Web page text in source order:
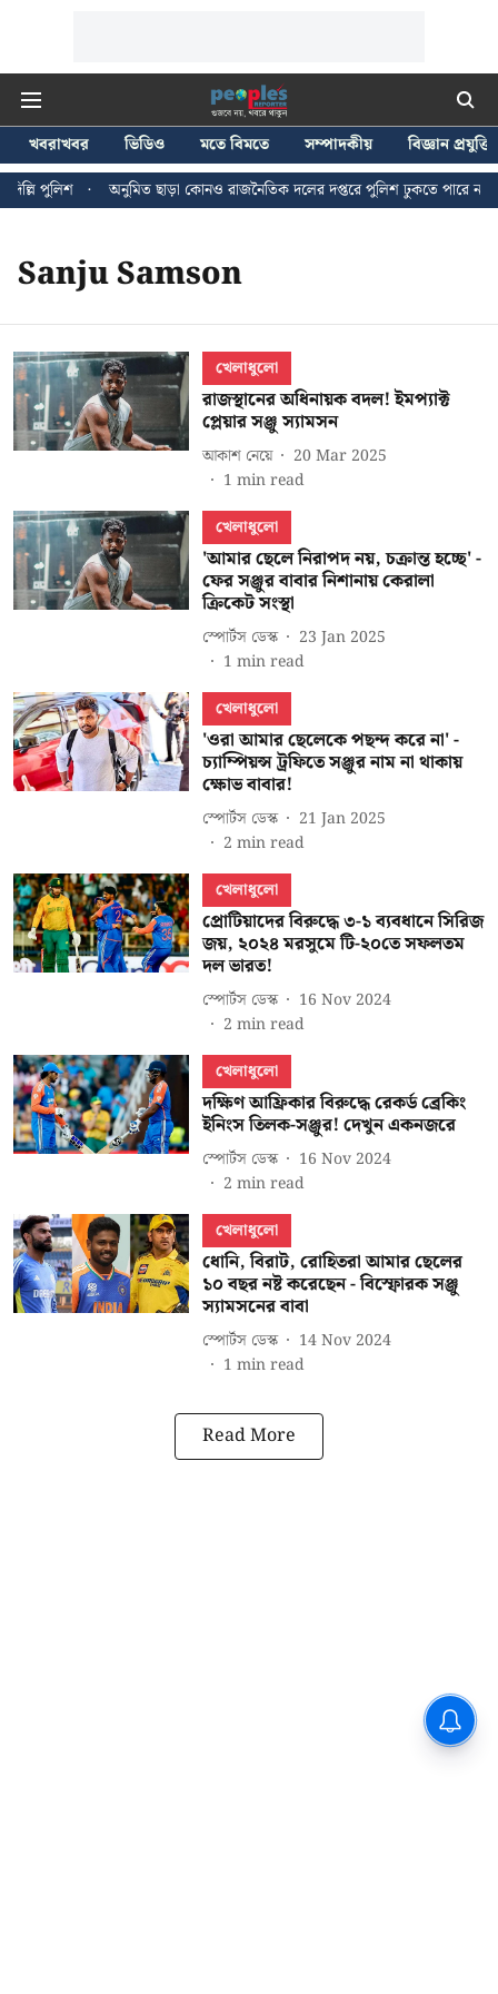
খবরাখবর ভিডিও মতে বিমতে সম্পাদকীয়
বিজ্ঞান প্রযুক্তি
পুলিশ
অনুমিত ছাড়া কোনও রাজনৈতিক দলের দপ্তরে পুলিশ ঢুকতে পারে না -
Sanju Samson
খেলাধুলো
রাজস্থানের অধিনায়ক বদল! ইমপ্যাক্ট
প্লেয়ার সঞ্জু স্যামসন
আকাশ নেয়ে
20 Mar 2025
1 min read
খেলাধুলো
'আমার ছেলে নিরাপদ নয়, চক্রান্ত হচ্ছে' -
ফের সঞ্জুর বাবার নিশানায় কেরালা
ক্রিকেট সংস্থা
স্পোর্টস ডেস্ক
23 Jan 2025
1 min read
খেলাধুলো
'ওরা আমার ছেলেকে পছন্দ করে না' -
চ্যাম্পিয়ন্স ট্রফিতে সঞ্জুর নাম না থাকায়
ক্ষোভ বাবার!
স্পোর্টস ডেস্ক
21 Jan 2025
2 min read
খেলাধুলো
প্রোটিয়াদের বিরুদ্ধে ৩-১ ব্যবধানে সিরিজ
জয়, ২০২৪ মরসুমে টি-২০তে সফলতম
দল ভারত!
স্পোর্টস ডেস্ক
16 Nov 2024
2 min read
খেলাধুলো
দক্ষিণ আফ্রিকার বিরুদ্ধে রেকর্ড ব্রেকিং
ইনিংস তিলক-সঞ্জুর! দেখুন একনজরে
স্পোর্টস ডেস্ক
16 Nov 2024
2 min read
খেলাধুলো
ধোনি, বিরাট, রোহিতরা আমার ছেলের
১০ বছর নষ্ট করেছেন - বিস্ফোরক সঞ্জু
স্যামসনের বাবা
স্পোর্টস ডেস্ক
14 Nov 2024
1 min read
Read More